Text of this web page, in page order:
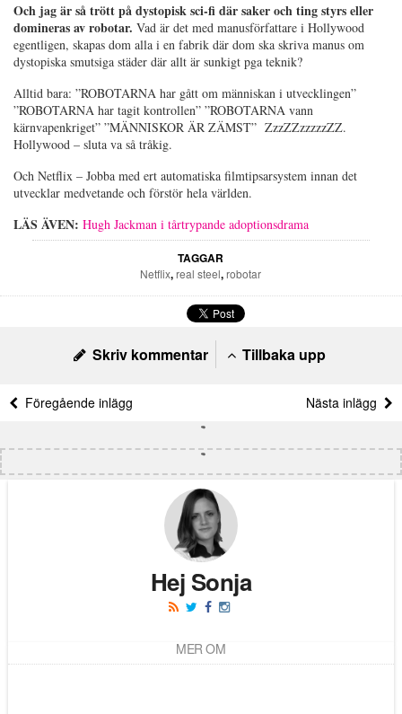
Och jag är så trött på dystopisk sci-fi där saker och ting styrs eller
domineras av robotar. Vad är det med manusförfattare i Hollywood
egentligen, skapas dom alla i en fabrik där dom ska skriva manus om
dystopiska smutsiga städer där allt är sunkigt pga teknik?
Alltid bara: ”ROBOTARNA har gått om människan i utvecklingen”
”ROBOTARNA har tagit kontrollen” ”ROBOTARNA vann
kärnvapenkriget” ”MÄNNISKOR ÄR ZÄMST” ZzzZZzzzzzZZ.
Hollywood – sluta va så tråkig.
Och Netflix – Jobba med ert automatiska filmtipsarsystem innan det
utvecklar medvetande och förstör hela världen.
LÄS ÄVEN: Hugh Jackman i tårtrypande adoptionsdrama
TAGGAR
Netflix,real steel,robotar
Skriv kommentar Tillbaka upp
Föregående inlägg Nästa inlägg
Hej Sonja
MER OM